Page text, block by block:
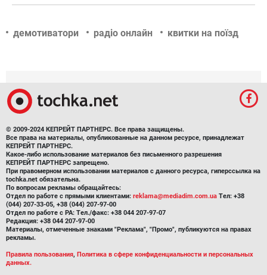
демотиватори радіо онлайн квитки на поїзд
© 2009-2024 КЕПРЕЙТ ПАРТНЕРС. Все права защищены.
Все права на материалы, опубликованные на данном ресурсе, принадлежат
КЕПРЕЙТ ПАРТНЕРС.
Какое-либо использование материалов без письменного разрешения
КЕПРЕЙТ ПАРТНЕРС запрещено.
При правомерном использовании материалов с данного ресурса, гиперссылка на
tochka.net обязательна.
По вопросам рекламы обращайтесь:
Отдел по работе с прямыми клиентами: reklama@mediadim.com.ua Тел: +38
(044) 207-33-05, +38 (044) 207-97-00
Отдел по работе с РА: Тел./факс: +38 044 207-97-07
Редакция: +38 044 207-97-00
Материалы, отмеченные знаками "Реклама", "Промо", публикуются на правах
рекламы.
Правила пользования, Политика в сфере конфиденциальности и персональных
данных.